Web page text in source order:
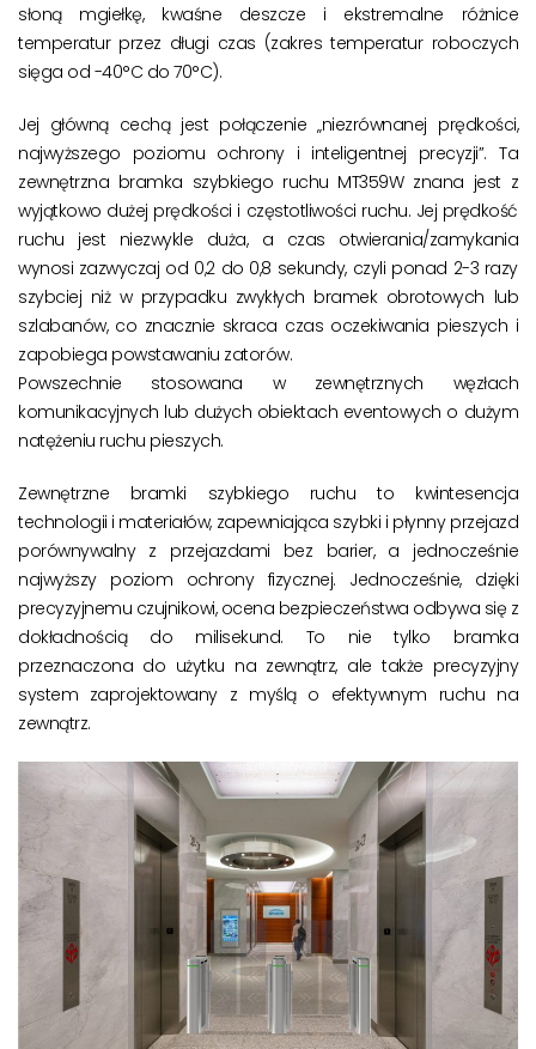
słoną mgiełkę, kwaśne deszcze i ekstremalne różnice
temperatur przez długi czas (zakres temperatur roboczych
sięga od -40°C do 70°C).
Jej główną cechą jest połączenie „niezrównanej prędkości,
najwyższego poziomu ochrony i inteligentnej precyzji”. Ta
zewnętrzna bramka szybkiego ruchu MT359W znana jest z
wyjątkowo dużej prędkości i częstotliwości ruchu. Jej prędkość
ruchu jest niezwykle duża, a czas otwierania/zamykania
wynosi zazwyczaj od 0,2 do 0,8 sekundy, czyli ponad 2-3 razy
szybciej niż w przypadku zwykłych bramek obrotowych lub
szlabanów, co znacznie skraca czas oczekiwania pieszych i
zapobiega powstawaniu zatorów.
Powszechnie stosowana w zewnętrznych węzłach
komunikacyjnych lub dużych obiektach eventowych o dużym
natężeniu ruchu pieszych.
Zewnętrzne bramki szybkiego ruchu to kwintesencja
technologii i materiałów, zapewniająca szybki i płynny przejazd
porównywalny z przejazdami bez barier, a jednocześnie
najwyższy poziom ochrony fizycznej. Jednocześnie, dzięki
precyzyjnemu czujnikowi, ocena bezpieczeństwa odbywa się z
dokładnością do milisekund. To nie tylko bramka
przeznaczona do użytku na zewnątrz, ale także precyzyjny
system zaprojektowany z myślą o efektywnym ruchu na
zewnątrz.